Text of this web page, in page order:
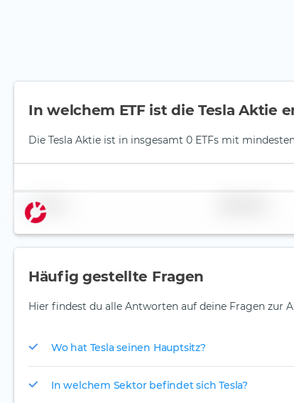
In welchem ETF ist die Tesla Aktie
Die Tesla Aktie ist in insgesamt 0 ETFs mit
Name
Häufig gestellte Fragen
Hier findest du alle Antworten auf deine Fragen zur
Wo hat Tesla seinen Hauptsitz?
In welchem Sektor befindet sich Tesla?